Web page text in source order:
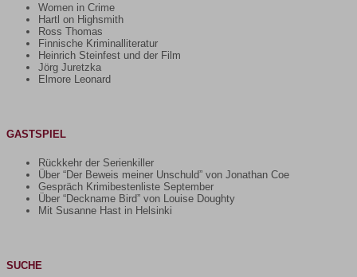
Women in Crime
Hartl on Highsmith
Ross Thomas
Finnische Kriminalliteratur
Heinrich Steinfest und der Film
Jörg Juretzka
Elmore Leonard
GASTSPIEL
Rückkehr der Serienkiller
Über “Der Beweis meiner Unschuld” von Jonathan Coe
Gespräch Krimibestenliste September
Über “Deckname Bird” von Louise Doughty
Mit Susanne Hast in Helsinki
SUCHE